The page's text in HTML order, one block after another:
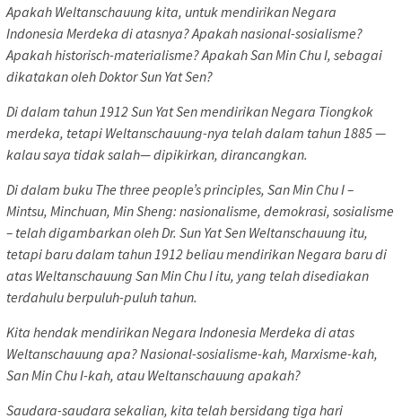
Apakah Weltanschauung kita, untuk mendirikan Negara
Indonesia Merdeka di atasnya? Apakah nasional-sosialisme?
Apakah historisch-materialisme? Apakah San Min Chu I, sebagai
dikatakan oleh Doktor Sun Yat Sen?
Di dalam tahun 1912 Sun Yat Sen mendirikan Negara Tiongkok
merdeka, tetapi Weltanschauung-nya telah dalam tahun 1885 —
kalau saya tidak salah— dipikirkan, dirancangkan.
Di dalam buku The three people’s principles, San Min Chu I –
Mintsu, Minchuan, Min Sheng: nasionalisme, demokrasi, sosialisme
– telah digambarkan oleh Dr. Sun Yat Sen Weltanschauung itu,
tetapi baru dalam tahun 1912 beliau mendirikan Negara baru di
atas Weltanschauung San Min Chu I itu, yang telah disediakan
terdahulu berpuluh-puluh tahun.
Kita hendak mendirikan Negara Indonesia Merdeka di atas
Weltanschauung apa? Nasional-sosialisme-kah, Marxisme-kah,
San Min Chu I-kah, atau Weltanschauung apakah?
Saudara-saudara sekalian, kita telah bersidang tiga hari